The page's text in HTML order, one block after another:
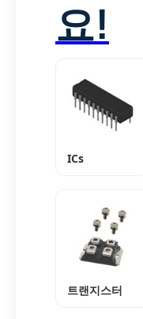
요!
ICs
트랜지스터